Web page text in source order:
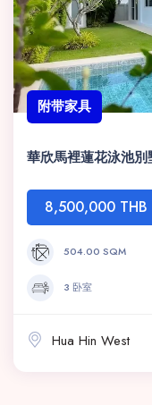
附带家具
華欣馬裡蓮花泳池別
8,500,000 THB
504.00 SQM
3 卧室
Hua Hin West